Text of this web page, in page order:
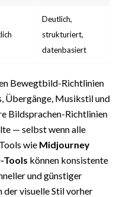
Deutlich,
strukturiert,
datenbasiert
Bewegtbild-Richtlinien
Übergänge, Musikstil und
Bildsprachen-Richtlinien
— selbst wenn alle
wie Midjourney
können konsistente
und günstiger
visuelle Stil vorher